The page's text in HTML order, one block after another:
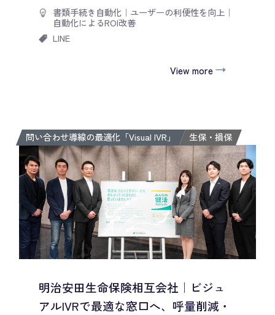
書類手続き自動化｜ ユーザーの利便性を向上 ｜
自動化によるROI改善
LINE
View more
問い合わせ導線の最適化「Visual IVR」 生保・損保
明治安田生命保険相互会社｜ビジュ
アルIVRで最適な窓口へ、呼量削減・